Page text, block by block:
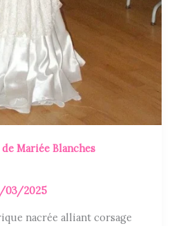
de Mariée Blanches
03/2025
nacrée alliant corsage